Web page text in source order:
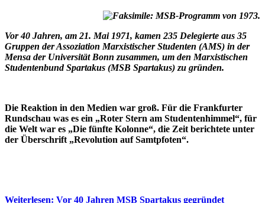
Vor 40 Jahren, am 21. Mai 1971, kamen 235 Dele­gierte aus 35
Grup­pen der Asso­ziation Marxis­tischer Studenten (AMS) in der
Mensa der Uni­ver­sität Bonn zusam­men, um den Marxis­tischen
Studen­tenbund Spar­takus (MSB Spar­takus) zu gründen.
Die Reak­tion in den Medien war groß. Für die Frank­furter
Rundschau was es ein „Roter Stern am Stu­denten­himmel“, für
die Welt war es „Die fünfte Kolonne“, die Zeit berichtete unter
der Überschrift „Revolution auf Samtpfoten“.
Weiterlesen: Vor 40 Jahren MSB Spartakus gegründet